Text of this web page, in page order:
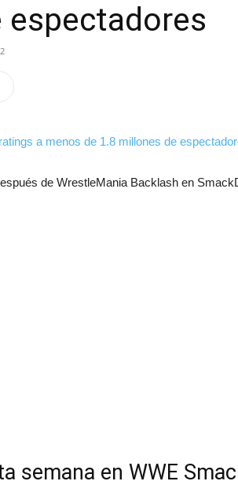
espectadores
de WrestleMania Backlash en
semana en WWE